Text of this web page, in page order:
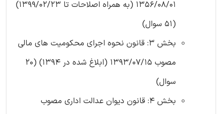
1356/08/01 (به همراه اصلاحات تا 1399/02/23)
(51 سوال)
بخش 3: قانون نحوه اجرای محکومیت های مالی
مصوب 1393/07/15 (ابلاغ شده در 1394) (20
سوال)
بخش 4: قانون دیوان عدالت اداری مصوب